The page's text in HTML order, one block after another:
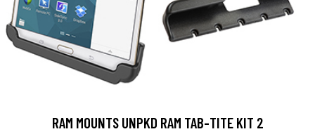
RAM MOUNTS UNPKD RAM TAB-TITE KIT 2